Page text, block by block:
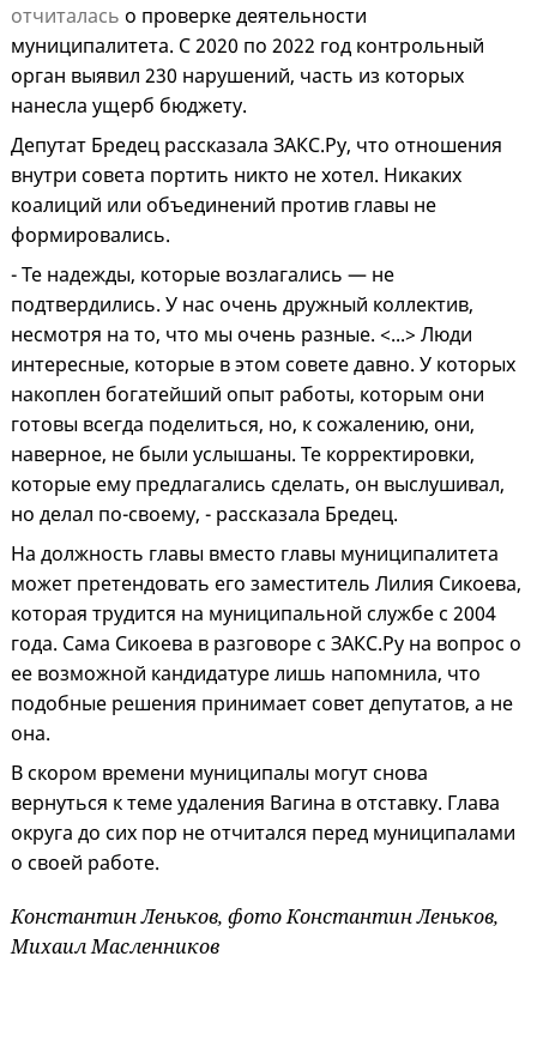
отчиталась о проверке деятельности
муниципалитета. С 2020 по 2022 год контрольный
орган выявил 230 нарушений, часть из которых
нанесла ущерб бюджету.
Депутат Бредец рассказала ЗАКС.Ру, что отношения
внутри совета портить никто не хотел. Никаких
коалиций или объединений против главы не
формировались.
- Те надежды, которые возлагались — не
подтвердились. У нас очень дружный коллектив,
несмотря на то, что мы очень разные. <...> Люди
интересные, которые в этом совете давно. У которых
накоплен богатейший опыт работы, которым они
готовы всегда поделиться, но, к сожалению, они,
наверное, не были услышаны. Те корректировки,
которые ему предлагались сделать, он выслушивал,
но делал по-своему, - рассказала Бредец.
На должность главы вместо главы муниципалитета
может претендовать его заместитель Лилия Сикоева,
которая трудится на муниципальной службе с 2004
года. Сама Сикоева в разговоре с ЗАКС.Ру на вопрос о
ее возможной кандидатуре лишь напомнила, что
подобные решения принимает совет депутатов, а не
она.
В скором времени муниципалы могут снова
вернуться к теме удаления Вагина в отставку. Глава
округа до сих пор не отчитался перед муниципалами
о своей работе.
Константин Леньков, фото Константин Леньков,
Михаил Масленников